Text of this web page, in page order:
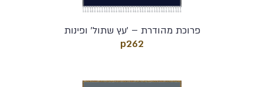
פרוכת מהודרת – 'עץ שתול' ופינות
p262